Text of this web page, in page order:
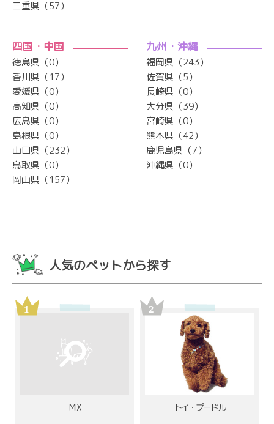
三重県（57）
四国・中国
徳島県（0）
香川県（17）
愛媛県（0）
高知県（0）
広島県（0）
島根県（0）
山口県（232）
鳥取県（0）
岡山県（157）
九州・沖縄
福岡県（243）
佐賀県（5）
長崎県（0）
大分県（39）
宮崎県（0）
熊本県（42）
鹿児島県（7）
沖縄県（0）
人気のペットから探す
MIX トイ・プードル